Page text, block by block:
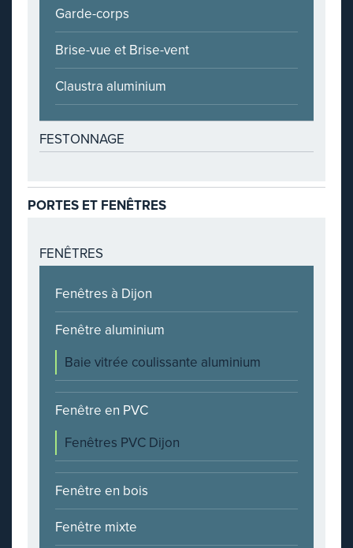
Garde-corps
Brise-vue et Brise-vent
Claustra aluminium
FESTONNAGE
PORTES ET FENÊTRES
FENÊTRES
Fenêtres à Dijon
Fenêtre aluminium
Baie vitrée coulissante aluminium
Fenêtre en PVC
Fenêtres PVC Dijon
Fenêtre en bois
Fenêtre mixte